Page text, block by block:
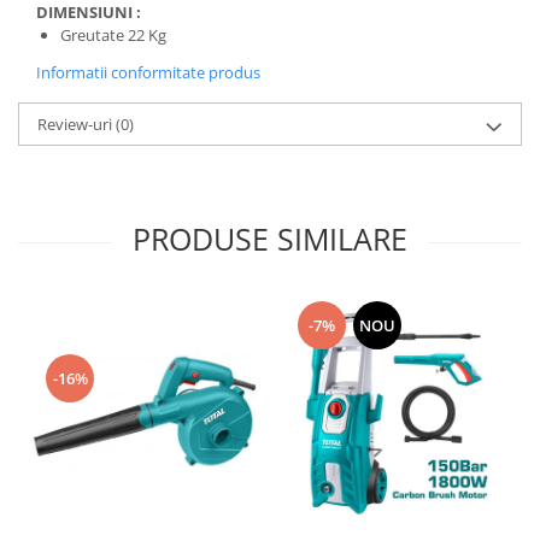
DIMENSIUNI :
Greutate 22 Kg
Informatii conformitate produs
Review-uri(0)
PRODUSE SIMILARE
-16%
-7% NOU